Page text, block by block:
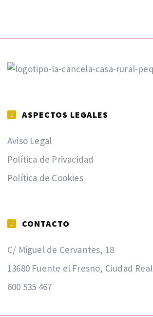
ASPECTOS LEGALES
Aviso Legal
Política de Privacidad
Política de Cookies
CONTACTO
C/ Miguel de Cervantes, 18
13680 Fuente el Fresno, Ciudad Real
600 535 467